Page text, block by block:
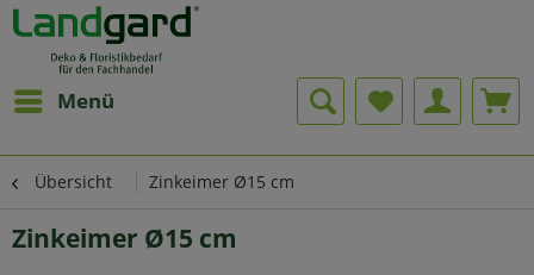
Menü
Übersicht Zinkeimer Ø15 cm
Zinkeimer Ø15 cm